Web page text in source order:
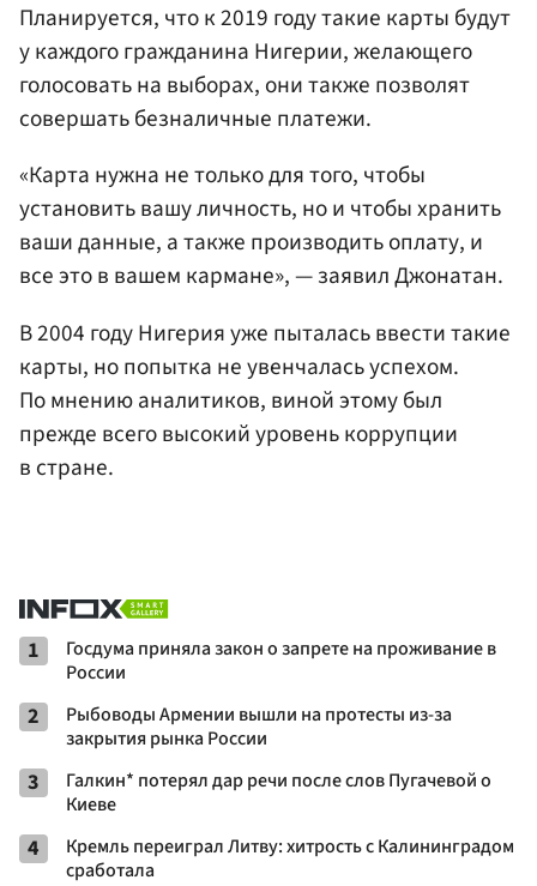
Планируется, что к 2019 году такие карты будут
у каждого гражданина Нигерии, желающего
голосовать на выборах, они также позволят
совершать безналичные платежи.
«Карта нужна не только для того, чтобы
установить вашу личность, но и чтобы хранить
ваши данные, а также производить оплату, и
все это в вашем кармане», — заявил Джонатан.
В 2004 году Нигерия уже пыталась ввести такие
карты, но попытка не увенчалась успехом.
По мнению аналитиков, виной этому был
прежде всего высокий уровень коррупции
в стране.
1
Госдума приняла закон о запрете на проживание в
России
2
Рыбоводы Армении вышли на протесты из-за
закрытия рынка России
3
Галкин* потерял дар речи после слов Пугачевой о
Киеве
4
Кремль переиграл Литву: хитрость с Калининградом
сработала